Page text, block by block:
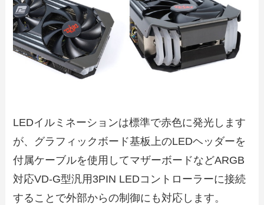
LEDイルミネーションは標準で赤色に発光します
が、グラフィックボード基板上のLEDヘッダーを
付属ケーブルを使用してマザーボードなどARGB
対応VD-G型汎用3PIN LEDコントローラーに接続
することで外部からの制御にも対応します。